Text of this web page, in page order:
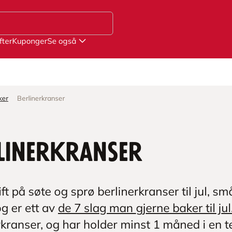
KupongerSe også
Berlinerkranser
på søte og sprø berlinerkranser til jul,
er ett av de 7 slag man gjerne baker til
og har holder minst 1 måned i en